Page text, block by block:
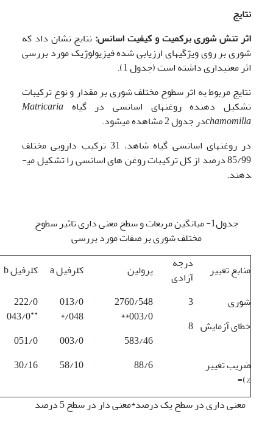
نتایج
اثر تنش شوری برکمیت و کیفیت اسانس: نتایج نشان داد که
شوری بر روی ویژگی­های ارزیابی شده فیزیولوژیک مورد بررسی
اثر معنی­داری داشته است (جدول 1).
نتایج مربوط به اثر سطوح مختلف شوری بر مقدار و نوع ترکیبات
تشکیل دهنده روغن­های اسانسی در گیاه Matricaria
chamomillaدر جدول 2 مشاهده می­شود.
در روغن­های اسانسی گیاه شاهد، 31 ترکیب دارویی مختلف
85/99 درصد از کل ترکیبات روغن های اسانسی را تشکیل می­
دهند.
جدول1- میانگین مربعات و سطح معنی داری تاثیر سطوح
مختلف شوری بر صفات مورد بررسی
منابع تغییر
درجه
آزادی
پرولین کلرفیل a
کلرفیل b
شوری
خطای آزمایش
3
8
2760/548
003/0**
583/46
013/0
048/*
003/0
222/0
**
043/0
051/0
ضریب تغییر
%)=
88/6
58/10
30/16
معنی داری در سطح یک درصد*معنی دار در سطح 5 درصد